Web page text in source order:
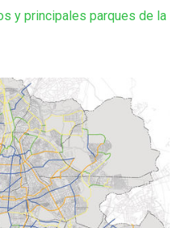
y principales parques de la